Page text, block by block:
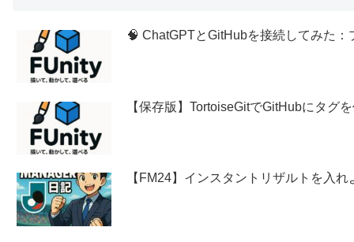
🧠 ChatGPTとGitHubを接続してみた
【保存版】TortoiseGitでGitHubにタグ
【FM24】インスタントリザルトを入れ